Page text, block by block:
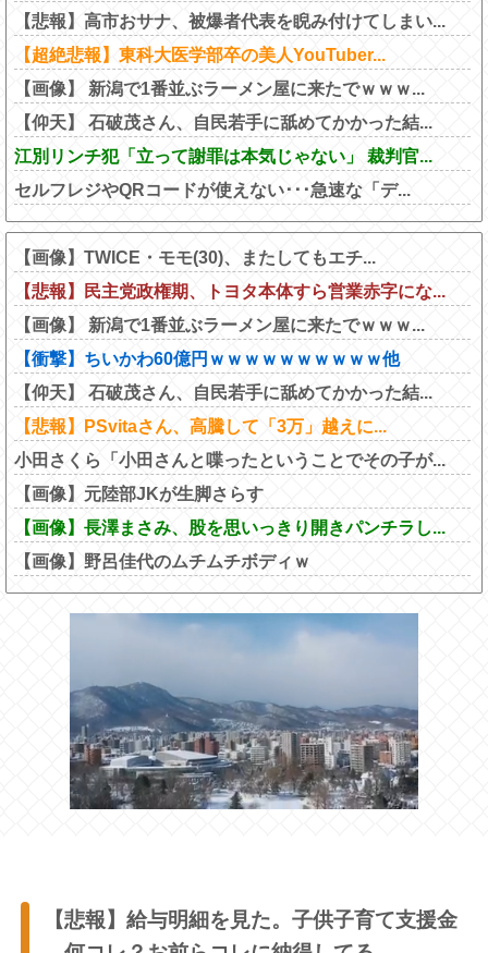
【悲報】高市おサナ、被爆者代表を睨み付けてしまい...
【超絶悲報】東科大医学部卒の美人YouTuber...
【画像】 新潟で1番並ぶラーメン屋に来たでｗｗｗ...
【仰天】 石破茂さん、自民若手に舐めてかかった結...
江別リンチ犯「立って謝罪は本気じゃない」 裁判官...
セルフレジやQRコードが使えない･･･急速な「デ...
【画像】TWICE・モモ(30)、またしてもエチ...
【悲報】民主党政権期、トヨタ本体すら営業赤字にな...
【画像】 新潟で1番並ぶラーメン屋に来たでｗｗｗ...
【衝撃】ちいかわ60億円ｗｗｗｗｗｗｗｗｗｗ他
【仰天】 石破茂さん、自民若手に舐めてかかった結...
【悲報】PSvitaさん、高騰して「3万」越えに...
小田さくら「小田さんと喋ったということでその子が...
【画像】元陸部JKが生脚さらす
【画像】長澤まさみ、股を思いっきり開きパンチラし...
【画像】野呂佳代のムチムチボディｗ
【悲報】給与明細を見た。子供子育て支援金